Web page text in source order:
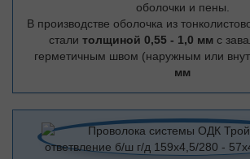
оболочки и пены.
В производстве оболочка из
стали толщиной 0,55 - 1,0 мм с
герметичным швом (наружным или
мм